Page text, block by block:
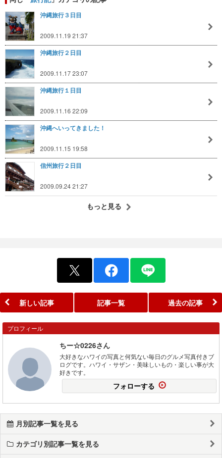
沖縄旅行３日目
2009.11.19 21:37
沖縄旅行２日目
2009.11.17 23:07
沖縄旅行１日目
2009.11.16 22:09
沖縄へいってきました！
2009.11.15 19:58
信州旅行２日目
2009.09.24 21:27
もっと見る
新しい記事 記事一覧 過去の記事
プロフィール
ちー☆0226さん
大好きなハワイの写真と何気ない毎日のグルメ写真付きブ
ログです。ハワイ・サザン・美味しいもの・楽しい事が大
好きです。
フォローする
月別記事一覧を見る
カテゴリ別記事一覧を見る